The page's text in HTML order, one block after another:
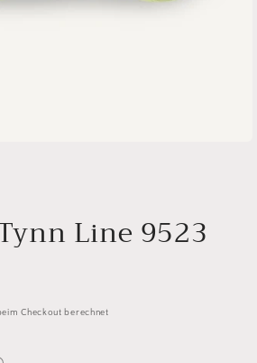
Line 9523
Checkout berechnet